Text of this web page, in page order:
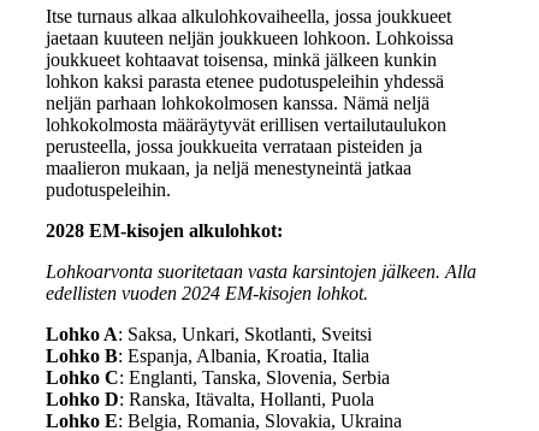
Itse turnaus alkaa alkulohkovaiheella, jossa joukkueet
jaetaan kuuteen neljän joukkueen lohkoon. Lohkoissa
joukkueet kohtaavat toisensa, minkä jälkeen kunkin
lohkon kaksi parasta etenee pudotuspeleihin yhdessä
neljän parhaan lohkokolmosen kanssa. Nämä neljä
lohkokolmosta määräytyvät erillisen vertailutaulukon
perusteella, jossa joukkueita verrataan pisteiden ja
maalieron mukaan, ja neljä menestyneintä jatkaa
pudotuspeleihin.
2028 EM-kisojen alkulohkot:
Lohkoarvonta suoritetaan vasta karsintojen jälkeen. Alla
edellisten vuoden 2024 EM-kisojen lohkot.
Lohko A: Saksa, Unkari, Skotlanti, Sveitsi
Lohko B: Espanja, Albania, Kroatia, Italia
Lohko C: Englanti, Tanska, Slovenia, Serbia
Lohko D: Ranska, Itävalta, Hollanti, Puola
Lohko E: Belgia, Romania, Slovakia, Ukraina